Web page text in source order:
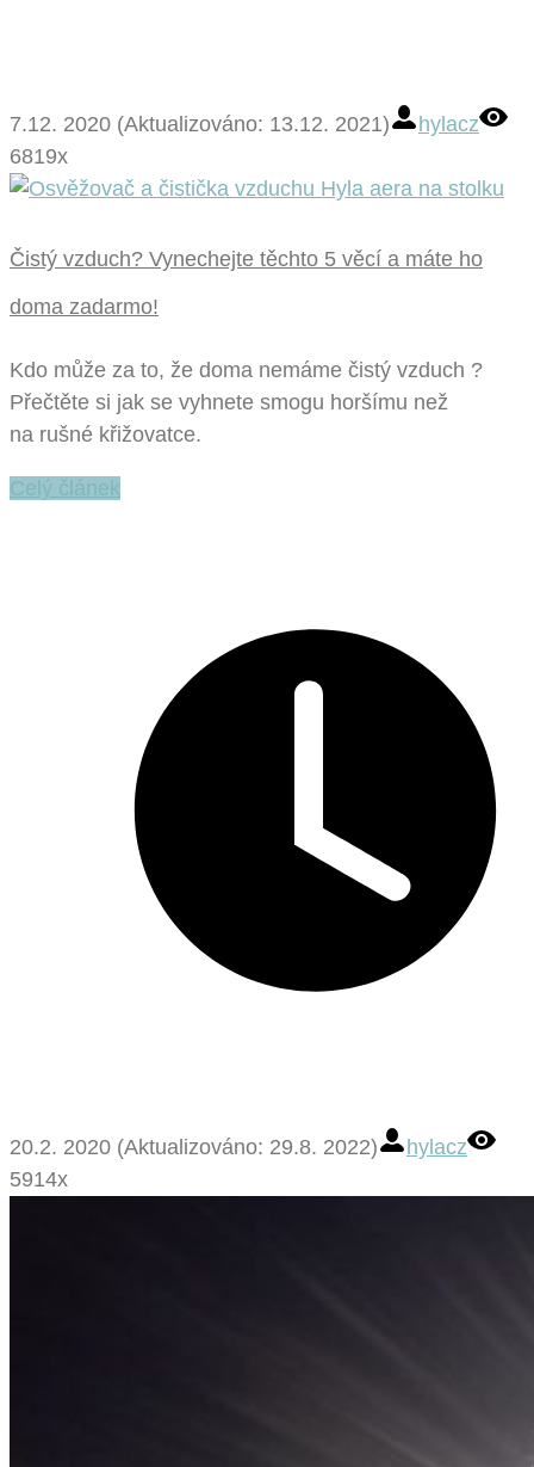
7.12. 2020 (Aktualizováno: 13.12. 2021)
hylacz
6819x
Čistý vzduch? Vynechejte těchto 5 věcí a máte ho
doma zadarmo!
Kdo může za to, že doma nemáme čistý vzduch ?
Přečtěte si jak se vyhnete smogu horšímu než
na rušné křižovatce.
Celý článek
20.2. 2020 (Aktualizováno: 29.8. 2022)
hylacz
5914x